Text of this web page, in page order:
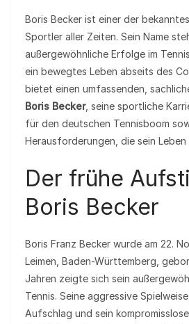
Boris Becker ist einer der
Sportler aller Zeiten. Sein Name
außergewöhnliche Erfolge im
ein bewegtes Leben abseits des
bietet einen umfassenden,
Boris Becker, seine sportliche
für den deutschen Tennisboom
Herausforderungen, die sein
Der frühe
Boris Becker
Boris Franz Becker wurde am 22.
Leimen, Baden-Württemberg,
Jahren zeigte sich sein
Tennis. Seine aggressive
Aufschlag und sein